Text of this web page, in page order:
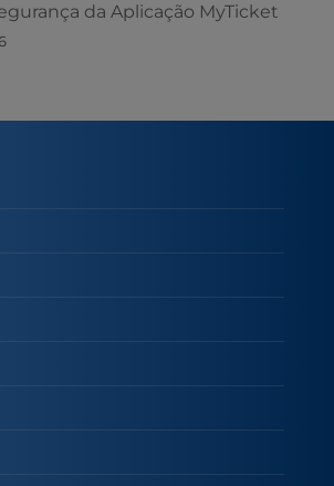
da Aplicação MyTicket